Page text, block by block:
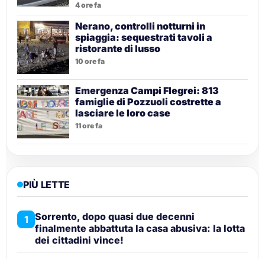
4 ore fa
Nerano, controlli notturni in
spiaggia: sequestrati tavoli a
ristorante di lusso
10 ore fa
Emergenza Campi Flegrei: 813
famiglie di Pozzuoli costrette a
lasciare le loro case
11 ore fa
PIÙ LETTE
1 Sorrento, dopo quasi due decenni
finalmente abbattuta la casa abusiva: la lotta
dei cittadini vince!